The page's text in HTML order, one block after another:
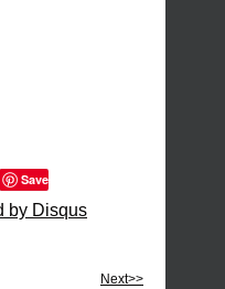
Save
by Disqus
Next>>